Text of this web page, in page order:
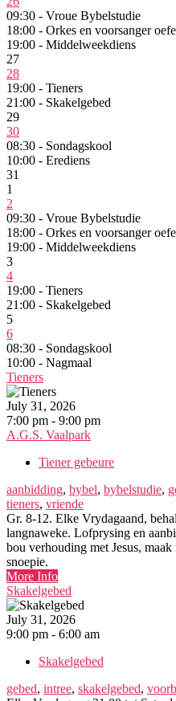
09:30 - Vroue Bybelstudie
18:00 - Orkes en voorsanger
19:00 - Middelweekdiens
27
28
19:00 - Tieners
21:00 - Skakelgebed
29
30
08:30 - Sondagskool
10:00 - Erediens
31
1
2
09:30 - Vroue Bybelstudie
18:00 - Orkes en voorsanger
19:00 - Middelweekdiens
3
4
19:00 - Tieners
21:00 - Skakelgebed
5
6
08:30 - Sondagskool
10:00 - Nagmaal
Tieners
July 31, 2026
7:00 pm - 9:00 pm
A.G.S. Vaalpark
Tiener gebeure
aanbidding, bybel, bybelstudie,
tieners, vriende
Gr. 8-12. Elke Vrydagaand,
langnaweke. Lofprysing en
bou verhouding met Jesus,
snoepie.
More Info
Skakelgebed
July 31, 2026
9:00 pm - 6:00 am
Skakelgebed
gebed, intree, skakelgebed,